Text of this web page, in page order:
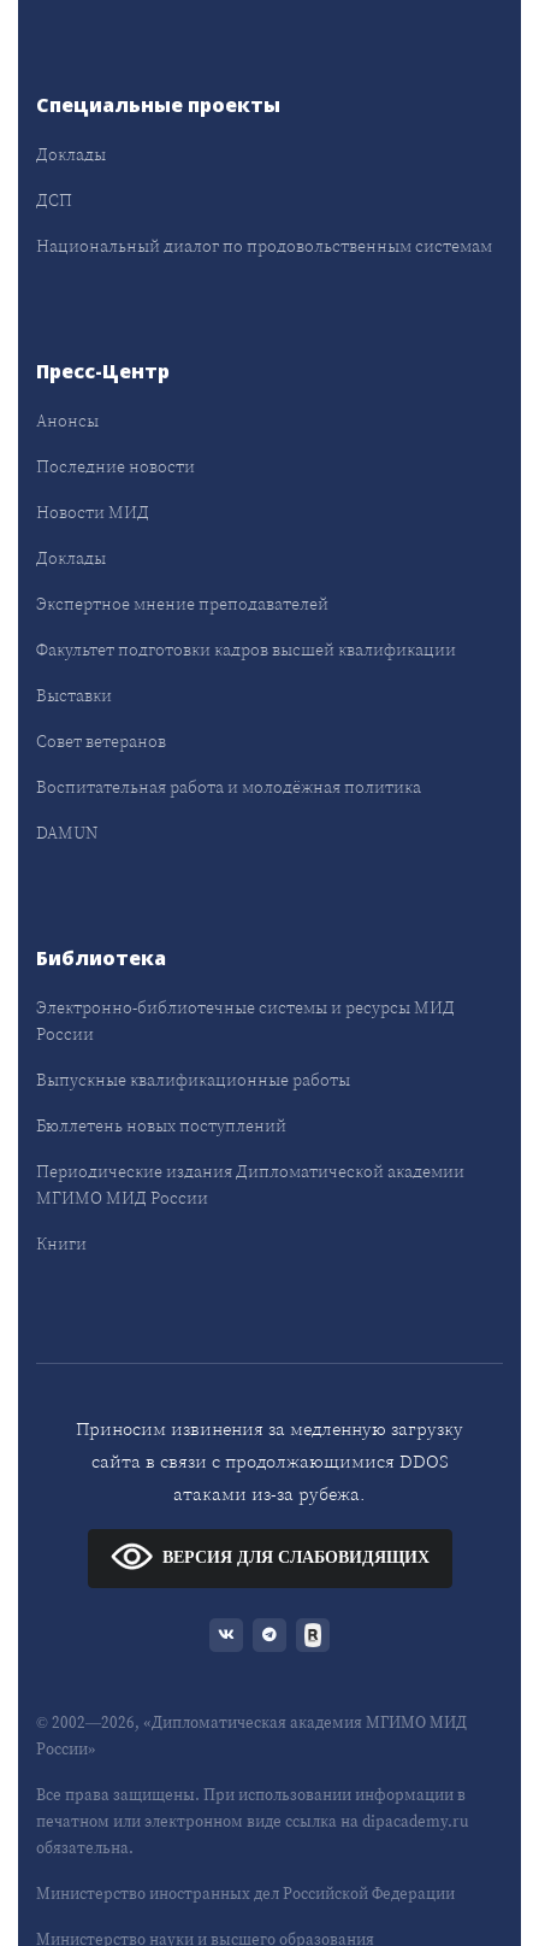
Специальные проекты
Доклады
ДСП
Национальный диалог по продовольственным системам
Пресс-Центр
Анонсы
Последние новости
Новости МИД
Доклады
Экспертное мнение преподавателей
Факультет подготовки кадров высшей квалификации
Выставки
Совет ветеранов
Воспитательная работа и молодёжная политика
DAMUN
Библиотека
Электронно-библиотечные системы и ресурсы МИД
России
Выпускные квалификационные работы
Бюллетень новых поступлений
Периодические издания Дипломатической академии
МГИМО МИД России
Книги
Приносим извинения за медленную загрузку
сайта в связи с продолжающимися DDOS
атаками из-за рубежа.
ВЕРСИЯ ДЛЯ СЛАБОВИДЯЩИХ
© 2002—2026, «Дипломатическая академия МГИМО МИД
России»
Все права защищены. При использовании информации в
печатном или электронном виде ссылка на dipacademy.ru
обязательна.
Министерство иностранных дел Российской Федерации
Министерство науки и высшего образования